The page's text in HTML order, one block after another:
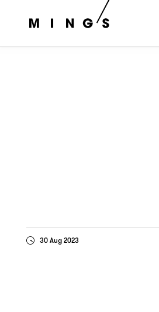
30 Aug 2023
BOTTEGA VENETA